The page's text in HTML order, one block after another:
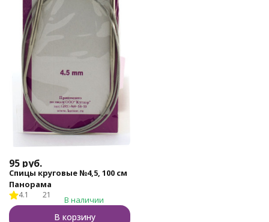
95 руб.
Спицы круговые №4,5, 100 см
Панорама
4.1 21 В наличии
В корзину